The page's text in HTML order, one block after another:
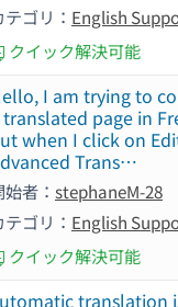
テゴリ： English
クイック解決可能
I am trying to
translated page in
when I click on
Trans…
始者： stephaneM-28
テゴリ： English
クイック解決可能
translation